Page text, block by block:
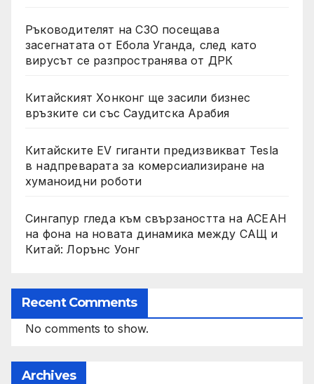
Ръководителят на СЗО посещава
засегнатата от Ебола Уганда, след като
вирусът се разпространява от ДРК
Китайският Хонконг ще засили бизнес
връзките си със Саудитска Арабия
Китайските EV гиганти предизвикват Tesla
в надпреварата за комерсиализиране на
хуманоидни роботи
Сингапур гледа към свързаността на АСЕАН
на фона на новата динамика между САЩ и
Китай: Лорънс Уонг
Recent Comments
No comments to show.
Archives